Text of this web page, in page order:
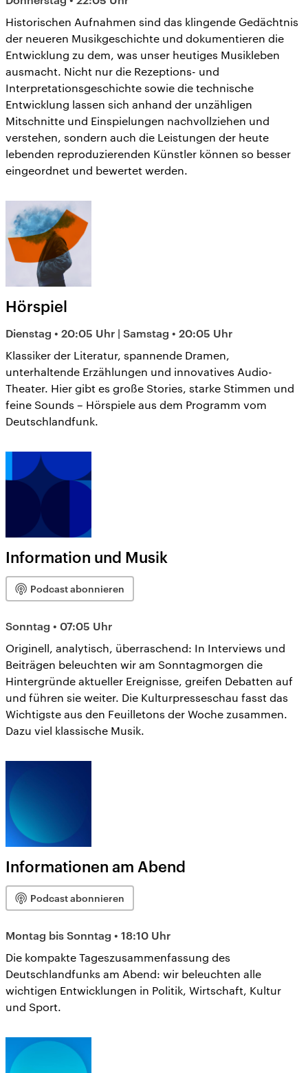
Historischen Aufnahmen sind das klingende Gedächtnis
der neueren Musikgeschichte und dokumentieren die
Entwicklung zu dem, was unser heutiges Musikleben
ausmacht. Nicht nur die Rezeptions- und
Interpretationsgeschichte sowie die technische
Entwicklung lassen sich anhand der unzähligen
Mitschnitte und Einspielungen nachvollziehen und
verstehen, sondern auch die Leistungen der heute
lebenden reproduzierenden Künstler können so besser
eingeordnet und bewertet werden.
Hörspiel
Dienstag • 20:05 Uhr | Samstag • 20:05 Uhr
Klassiker der Literatur, spannende Dramen,
unterhaltende Erzählungen und innovatives Audio-
Theater. Hier gibt es große Stories, starke Stimmen und
feine Sounds – Hörspiele aus dem Programm vom
Deutschlandfunk.
Information und Musik
Podcast abonnieren
Sonntag • 07:05 Uhr
Originell, analytisch, überraschend: In Interviews und
Beiträgen beleuchten wir am Sonntagmorgen die
Hintergründe aktueller Ereignisse, greifen Debatten auf
und führen sie weiter. Die Kulturpresseschau fasst das
Wichtigste aus den Feuilletons der Woche zusammen.
Dazu viel klassische Musik.
Informationen am Abend
Podcast abonnieren
Montag bis Sonntag • 18:10 Uhr
Die kompakte Tageszusammenfassung des
Deutschlandfunks am Abend: wir beleuchten alle
wichtigen Entwicklungen in Politik, Wirtschaft, Kultur
und Sport.